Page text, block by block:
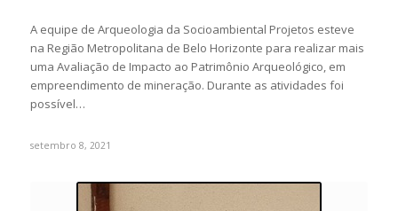
A equipe de Arqueologia da Socioambiental Projetos esteve
na Região Metropolitana de Belo Horizonte para realizar mais
uma Avaliação de Impacto ao Patrimônio Arqueológico, em
empreendimento de mineração. Durante as atividades foi
possível…
setembro 8, 2021